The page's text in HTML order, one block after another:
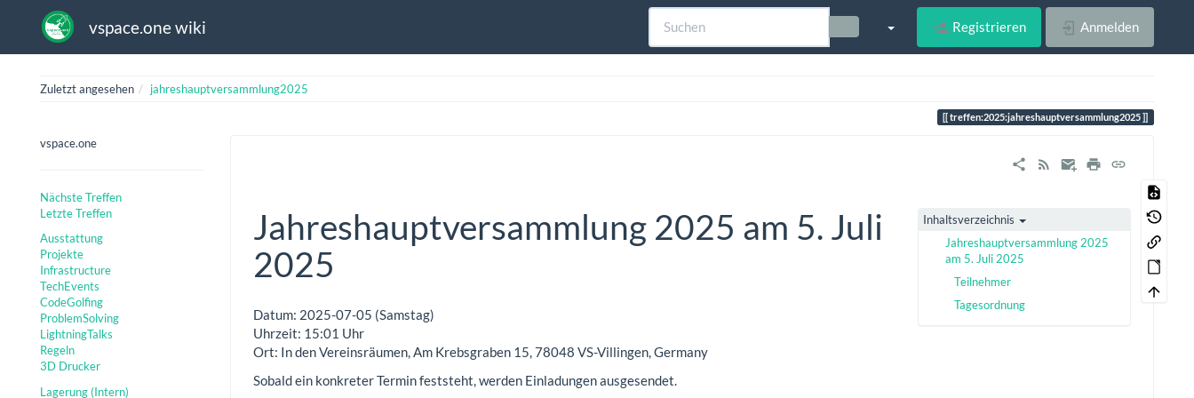
vspace.one wiki Registrieren Anmelden
Zuletzt angesehen jahreshauptversammlung2025
treffen:2025:jahreshauptversammlung2025
vspace.one
Nächste Treffen
Letzte Treffen
Ausstattung
Projekte
Infrastructure
TechEvents
CodeGolfing
ProblemSolving
LightningTalks
Regeln
3D Drucker
Lagerung (Intern)
Inhaltsverzeichnis
Jahreshauptversammlung 2025
am 5. Juli 2025
Teilnehmer
Tagesordnung
Jahreshauptversammlung 2025 am 5. Juli
2025
Datum: 2025-07-05 (Samstag)
Uhrzeit: 15:01 Uhr
Ort: In den Vereinsräumen, Am Krebsgraben 15, 78048 VS-Villingen, Germany
Sobald ein konkreter Termin feststeht, werden Einladungen ausgesendet.